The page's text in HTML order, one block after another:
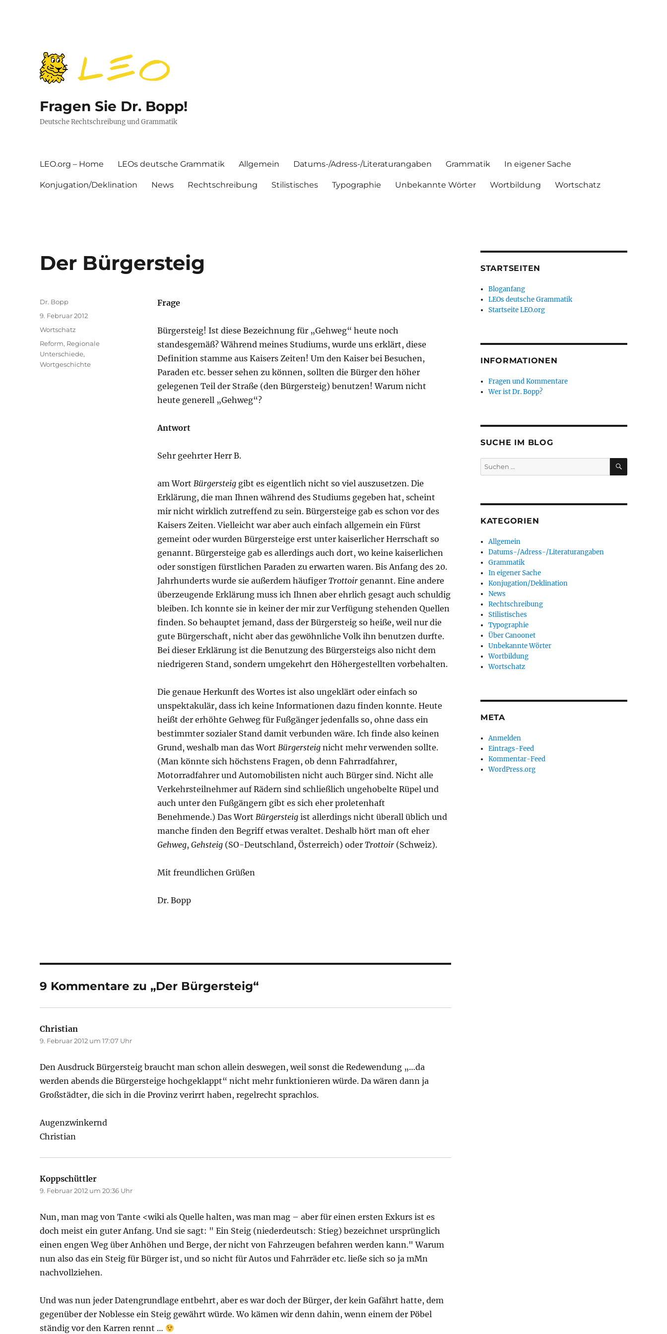
Fragen Sie Dr. Bopp!
Deutsche Rechtschreibung und Grammatik
LEO.org – Home LEOs deutsche Grammatik Allgemein Datums-/Adress-/Literaturangaben Grammatik In eigener Sache
Konjugation/Deklination News Rechtschreibung Stilistisches Typographie Unbekannte Wörter Wortbildung Wortschatz
Der Bürgersteig
Frage
Bürgersteig! Ist diese Bezeichnung für „Gehweg“ heute noch
standesgemäß? Während meines Studiums, wurde uns erklärt, diese
Definition stamme aus Kaisers Zeiten! Um den Kaiser bei Besuchen,
Paraden etc. besser sehen zu können, sollten die Bürger den höher
gelegenen Teil der Straße (den Bürgersteig) benutzen! Warum nicht
heute generell „Gehweg“?
Antwort
Sehr geehrter Herr B.
am Wort Bürgersteiggibt es eigentlich nicht so viel auszusetzen. Die
Erklärung, die man Ihnen während des Studiums gegeben hat, scheint
mir nicht wirklich zutreffend zu sein. Bürgersteige gab es schon vor des
Kaisers Zeiten. Vielleicht war aber auch einfach allgemein ein Fürst
gemeint oder wurden Bürgersteige erst unter kaiserlicher Herrschaft so
genannt. Bürgersteige gab es allerdings auch dort, wo keine kaiserlichen
oder sonstigen fürstlichen Paraden zu erwarten waren. Bis Anfang des 20.
Jahrhunderts wurde sie außerdem häufiger Trottoirgenannt. Eine andere
überzeugende Erklärung muss ich Ihnen aber ehrlich gesagt auch schuldig
bleiben. Ich konnte sie in keiner der mir zur Verfügung stehenden Quellen
finden. So behauptet jemand, dass der Bürgersteig so heiße, weil nur die
gute Bürgerschaft, nicht aber das gewöhnliche Volk ihn benutzen durfte.
Bei dieser Erklärung ist die Benutzung des Bürgersteigs also nicht dem
niedrigeren Stand, sondern umgekehrt den Höhergestellten vorbehalten.
Die genaue Herkunft des Wortes ist also ungeklärt oder einfach so
unspektakulär, dass ich keine Informationen dazu finden konnte. Heute
heißt der erhöhte Gehweg für Fußgänger jedenfalls so, ohne dass ein
bestimmter sozialer Stand damit verbunden wäre. Ich finde also keinen
Grund, weshalb man das Wort Bürgersteignicht mehr verwenden sollte.
(Man könnte sich höchstens Fragen, ob denn Fahrradfahrer,
Motorradfahrer und Automobilisten nicht auch Bürger sind. Nicht alle
Verkehrsteilnehmer auf Rädern sind schließlich ungehobelte Rüpel und
auch unter den Fußgängern gibt es sich eher proletenhaft
Benehmende.) Das Wort Bürgersteigist allerdings nicht überall üblich und
manche finden den Begriff etwas veraltet. Deshalb hört man oft eher
Gehweg, Gehsteig(SO-Deutschland, Österreich) oder Trottoir(Schweiz).
Mit freundlichen Grüßen
Dr. Bopp
Autor
Dr. Bopp
Veröffentlicht
9. Februar 2012
Kategorien
Wortschatz
Schlagwörter
Reform, Regionale
Unterschiede,
Wortgeschichte
9 Kommentare zu „Der Bürgersteig“
Christian
9. Februar 2012 um 17:07 Uhr
Den Ausdruck Bürgersteig braucht man schon allein deswegen, weil sonst die Redewendung „…da
werden abends die Bürgersteige hochgeklappt“ nicht mehr funktionieren würde. Da wären dann ja
Großstädter, die sich in die Provinz verirrt haben, regelrecht sprachlos.
Augenzwinkernd
Christian
Koppschüttler
9. Februar 2012 um 20:36 Uhr
Nun, man mag von Tante <wiki als Quelle halten, was man mag – aber für einen ersten Exkurs ist es
doch meist ein guter Anfang. Und sie sagt: " Ein Steig (niederdeutsch: Stieg) bezeichnet ursprünglich
einen engen Weg über Anhöhen und Berge, der nicht von Fahrzeugen befahren werden kann." Warum
nun also das ein Steig für Bürger ist, und so nicht für Autos und Fahrräder etc. ließe sich so ja mMn
nachvollziehen.
Und was nun jeder Datengrundlage entbehrt, aber es war doch der Bürger, der kein Gafährt hatte, dem
gegenüber der Noblesse ein Steig gewährt würde. Wo kämen wir denn dahin, wenn einem der Pöbel
ständig vor den Karren rennt …
STARTSEITEN
Bloganfang
LEOs deutsche Grammatik
Startseite LEO.org
INFORMATIONEN
Fragen und Kommentare
Wer ist Dr. Bopp?
SUCHE IM BLOG
Suchen
nach:
SUCHEN
KATEGORIEN
Allgemein
Datums-/Adress-/Literaturangaben
Grammatik
In eigener Sache
Konjugation/Deklination
News
Rechtschreibung
Stilistisches
Typographie
Über Canoonet
Unbekannte Wörter
Wortbildung
Wortschatz
META
Anmelden
Eintrags-Feed
Kommentar-Feed
WordPress.org